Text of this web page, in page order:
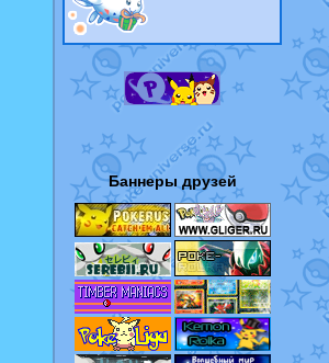
Баннеры друзей